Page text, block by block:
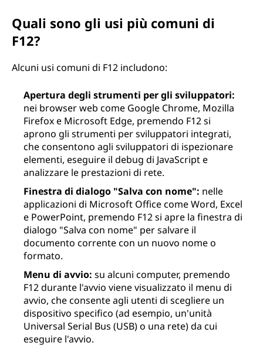
Quali sono gli usi più comuni di
F12?
Alcuni usi comuni di F12 includono:
Apertura degli strumenti per gli sviluppatori:
nei browser web come Google Chrome, Mozilla
Firefox e Microsoft Edge, premendo F12 si
aprono gli strumenti per sviluppatori integrati,
che consentono agli sviluppatori di ispezionare
elementi, eseguire il debug di JavaScript e
analizzare le prestazioni di rete.
Finestra di dialogo "Salva con nome": nelle
applicazioni di Microsoft Office come Word, Excel
e PowerPoint, premendo F12 si apre la finestra di
dialogo "Salva con nome" per salvare il
documento corrente con un nuovo nome o
formato.
Menu di avvio: su alcuni computer, premendo
F12 durante l'avvio viene visualizzato il menu di
avvio, che consente agli utenti di scegliere un
dispositivo specifico (ad esempio, un'unità
Universal Serial Bus (USB) o una rete) da cui
eseguire l'avvio.